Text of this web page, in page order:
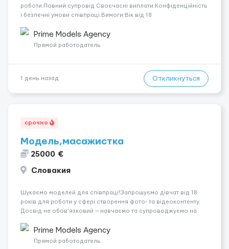
роботи.Повний супровід Своєчасні виплати.Конфіденційність
і безпечні умови співпраці.Вимоги:Вік від 18
розвиватися.Досвід не обов’язковий.Якщо вас зацікавила
вакансія — залишайте відгук, і ми зв’яжемося ...
Prime Models Agency
Прямой работодатель
1 день назад Откликнуться
срочно
Модель,масажистка
25000 €
Словакия
Шукаємо моделей для співпраці!Запрошуємо дівчат від 18
років для роботи у сфері створення фото- та відеоконтенту.
Досвід не обов’язковий — навчаємо та супроводжуємо на
конфіденційність і професійну підтримку. Працюємо офіційно,
поважаємо особ...
Prime Models Agency
Прямой работодатель